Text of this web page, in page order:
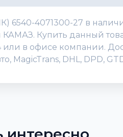
6540-4071300-27 в
Купить данный
или в офисе компании.
MagicTrans, DHL, DPD,